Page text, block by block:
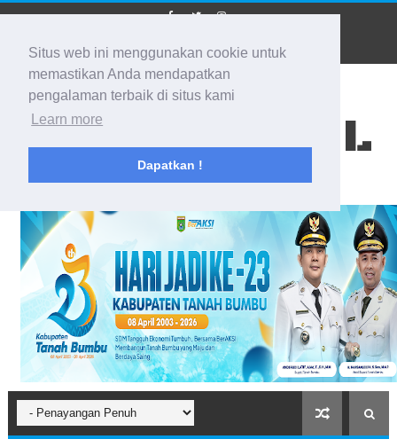
Situs web ini menggunakan cookie untuk
memastikan Anda mendapatkan
pengalaman terbaik di situs kami
Learn more
Dapatkan !
BIDIK KALSEL
Membidik Ke Segala Arah